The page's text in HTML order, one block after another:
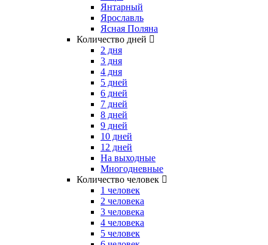
Янтарный
Ярославль
Ясная Поляна
Количество дней
2 дня
3 дня
4 дня
5 дней
6 дней
7 дней
8 дней
9 дней
10 дней
12 дней
На выходные
Многодневные
Количество человек
1 человек
2 человека
3 человека
4 человека
5 человек